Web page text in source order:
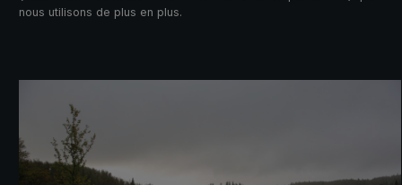
nous utilisons de plus en plus.